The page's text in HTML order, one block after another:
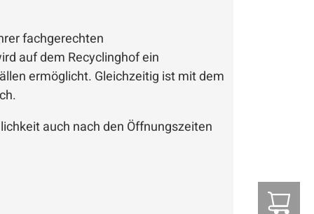
fachgerechten
auf dem Recyclinghof ein
ermöglicht. Gleichzeitig ist mit dem
auch nach den Öffnungszeiten